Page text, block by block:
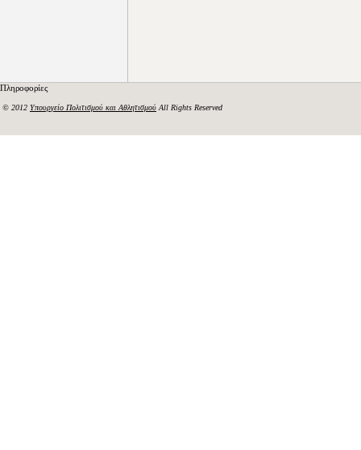
Πληροφορίες
© 2012 Υπουργείο Πολιτισμού και Αθλητισμού All Rights Reserved